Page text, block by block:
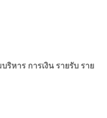
ริหาร การเงิน รายรับ ราย